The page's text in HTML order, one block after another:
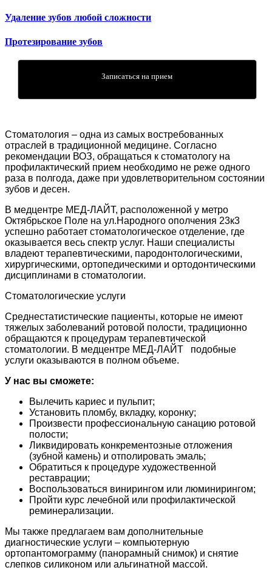
Удаление зубов любой сложности
Протезирование зубов
Записаться на прием
Стоматология – одна из самых востребованных
отраслей в традиционной медицине. Согласно
рекомендации ВОЗ, обращаться к стоматологу на
профилактический прием необходимо не реже одного
раза в полгода, даже при удовлетворительном состоянии
зубов и десен.
В медцентре МЕД-ЛАЙТ, расположенной у метро
Октябрьское Поле на ул.Народного ополчения 23к3
успешно работает стоматологическое отделение, где
оказывается весь спектр услуг. Наши специалисты
владеют терапевтическими, пародонтологическими,
хирургическими, ортопедическими и ортодонтическими
дисциплинами в стоматологии.
Стоматологические услуги
Среднестатистические пациенты, которые не имеют
тяжелых заболеваний ротовой полости, традиционно
обращаются к процедурам терапевтической
стоматологии. В медцентре МЕД-ЛАЙТ подобные
услуги оказываются в полном объеме.
У нас вы сможете:
Вылечить кариес и пульпит;
Установить пломбу, вкладку, коронку;
Произвести профессиональную санацию ротовой
полости;
Ликвидировать конкрементозные отложения
(зубной камень) и отполировать эмаль;
Обратиться к процедуре художественной
реставрации;
Воспользоваться винирингом или люминирингом;
Пройти курс лечебной или профилактической
реминерализации.
Мы также предлагаем вам дополнительные
диагностические услуги – компьютерную
ортопантомограмму (панорамный снимок) и снятие
слепков силиконом или альгинатной массой.